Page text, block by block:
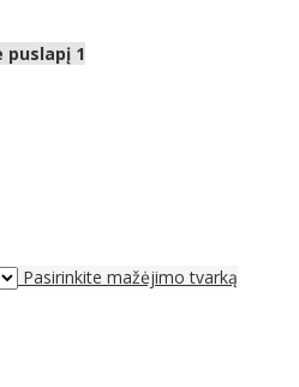
puslapį 1
Pasirinkite mažėjimo tvarką